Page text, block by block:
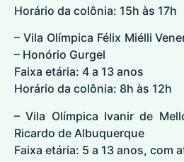
Horário da colônia: 15h às 17h
– Vila Olímpica Félix Miélli
– Honório Gurgel
Faixa etária: 4 a 13 anos
Horário da colônia: 8h às 12h
– Vila Olímpica Ivanir de
Ricardo de Albuquerque
Faixa etária: 5 a 13 anos, com